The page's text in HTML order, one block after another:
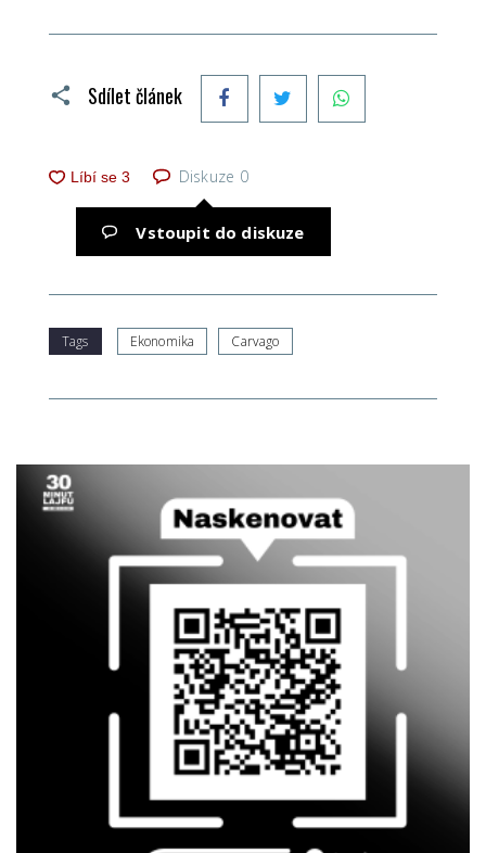
Sdílet článek FacebookTwitter
Diskuze 0
Vstoupit do diskuze
Tags Ekonomika Carvago